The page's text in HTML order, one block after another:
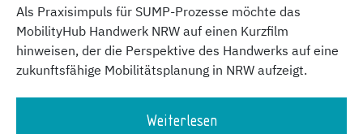
Als Praxisimpuls für SUMP-Prozesse möchte das
MobilityHub Handwerk NRW auf einen Kurzfilm
hinweisen, der die Perspektive des Handwerks auf eine
zukunftsfähige Mobilitätsplanung in NRW aufzeigt.
Weiterlesen